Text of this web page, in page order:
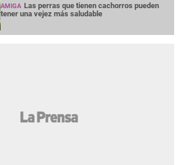
AMIGA Las perras que tienen cachorros pueden
tener una vejez más saludable